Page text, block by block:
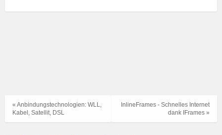
InlineFrames - Schnelles Internet
dank IFrames »
« Anbindungstechnologien: WLL,
Kabel, Satellit, DSL